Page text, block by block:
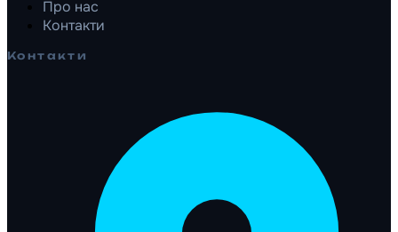
Про нас
Контакти
Контакти